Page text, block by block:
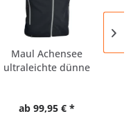
Maul Achensee
ultraleichte dünne
ab 99,95 € *